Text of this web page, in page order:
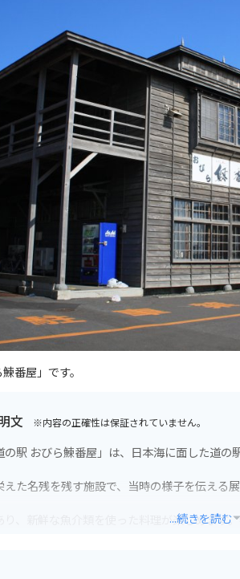
番屋」です。
文 ※内容の正確性は保証されていません。
駅 おびら鰊番屋」は、日本海に面した道の駅
た名残を残す施設で、当時の様子を伝える
り、新鮮な魚介類を使った料理が楽しめます
海沿いの道路を走行することになり、景色が
...続きを読む